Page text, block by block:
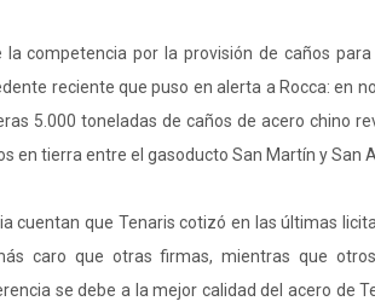
la competencia por la provisión de caños
reciente que puso en alerta a Rocca: en
5.000 toneladas de caños de acero chino
en tierra entre el gasoducto San Martín y San
cuentan que Tenaris cotizó en las últimas
caro que otras firmas, mientras que
se debe a la mejor calidad del acero de